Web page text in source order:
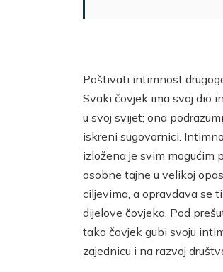
Poštivati intimnost
Svaki čovjek ima svoj dio
u svoj svijet; ona
iskreni sugovornici.
izložena je svim mogućim
osobne tajne u velikoj
ciljevima, a opravdava se
dijelove čovjeka. Pod
tako čovjek gubi svoju
zajednicu i na razvoj